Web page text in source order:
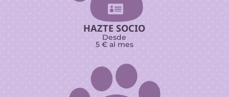

HAZTE SOCIO
Desde
5 € al mes